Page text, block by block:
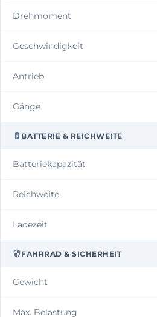
Drehmoment
Geschwindigkeit
Antrieb
Gänge
BATTERIE & REICHWEITE
Batteriekapazität
Reichweite
Ladezeit
FAHRRAD & SICHERHEIT
Gewicht
Max. Belastung